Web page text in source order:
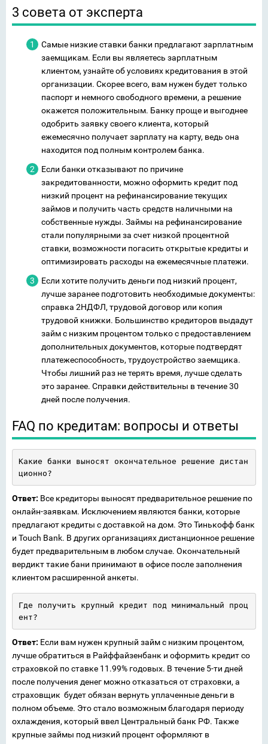
3 совета от эксперта
Самые низкие ставки банки предлагают зарплатным
заемщикам. Если вы являетесь зарплатным
клиентом, узнайте об условиях кредитования в этой
организации. Скорее всего, вам нужен будет только
паспорт и немного свободного времени, а решение
окажется положительным. Банку проще и выгоднее
одобрить заявку своего клиента, который
ежемесячно получает зарплату на карту, ведь она
находится под полным контролем банка.
Если банки отказывают по причине
закредитованности, можно оформить кредит под
низкий процент на рефинансирование текущих
займов и получить часть средств наличными на
собственные нужды. Займы на рефинансирование
стали популярными за счет низкой процентной
ставки, возможности погасить открытые кредиты и
оптимизировать расходы на ежемесячные платежи.
Если хотите получить деньги под низкий процент,
лучше заранее подготовить необходимые документы:
справка 2НДФЛ, трудовой договор или копия
трудовой книжки. Большинство кредиторов выдадут
займ с низким процентом только с предоставлением
дополнительных документов, которые подтвердят
платежеспособность, трудоустройство заемщика.
Чтобы лишний раз не терять время, лучше сделать
это заранее. Справки действительны в течение 30
дней после получения.
FAQ по кредитам: вопросы и ответы
Какие банки выносят окончательное решение дистан
ционно?
Ответ: Все кредиторы выносят предварительное решение по
онлайн-заявкам. Исключением являются банки, которые
предлагают кредиты с доставкой на дом. Это Тинькофф банк
и Touch Bank. В других организациях дистанционное решение
будет предварительным в любом случае. Окончательный
вердикт такие бани принимают в офисе после заполнения
клиентом расширенной анкеты.
Где получить крупный кредит под минимальный проц
ент?
Ответ: Если вам нужен крупный займ с низким процентом,
лучше обратиться в Райффайзенбанк и оформить кредит со
страховкой по ставке 11.99% годовых. В течение 5-ти дней
после получения денег можно отказаться от страховки, а
страховщик будет обязан вернуть уплаченные деньги в
полном объеме. Это стало возможным благодаря периоду
охлаждения, который ввел Центральный банк РФ. Также
крупные займы под низкий процент оформляют в